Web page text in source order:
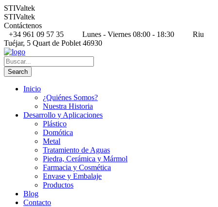
STIValtek
STIValtek
Contáctenos
+34 961 09 57 35
Lunes - Viernes 08:00 - 18:30
Riu
Tuéjar, 5 Quart de Poblet 46930
Inicio
¿Quiénes Somos?
Nuestra Historia
Desarrollo y Aplicaciones
Plástico
Domótica
Metal
Tratamiento de Aguas
Piedra, Cerámica y Mármol
Farmacia y Cosmética
Envase y Embalaje
Productos
Blog
Contacto